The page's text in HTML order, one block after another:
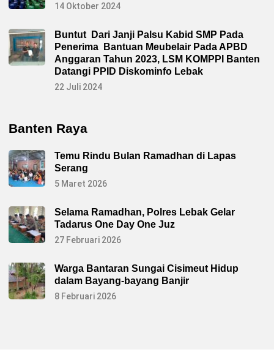
14 Oktober 2024
Buntut Dari Janji Palsu Kabid SMP Pada
Penerima Bantuan Meubelair Pada APBD
Anggaran Tahun 2023, LSM KOMPPI Banten
Datangi PPID Diskominfo Lebak
22 Juli 2024
Banten Raya
Temu Rindu Bulan Ramadhan di Lapas
Serang
5 Maret 2026
Selama Ramadhan, Polres Lebak Gelar
Tadarus One Day One Juz
27 Februari 2026
Warga Bantaran Sungai Cisimeut Hidup
dalam Bayang-bayang Banjir
8 Februari 2026